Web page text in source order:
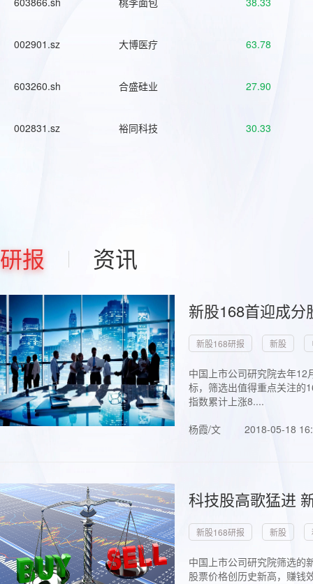
002901.sz 大博医疗 63.78
603260.sh 合盛硅业 27.90
002831.sz 裕同科技 30.33
研报 资讯
新股168首迎成
新股168研报 新股
中国上市公司研究院去年
标，筛选出值得重点关注的
指数累计上涨8....
杨霞/文
2018-05-18
科技股高歌猛进
新股168研报 新股
中国上市公司研究院筛选的
股票价格创历史新高，赚钱